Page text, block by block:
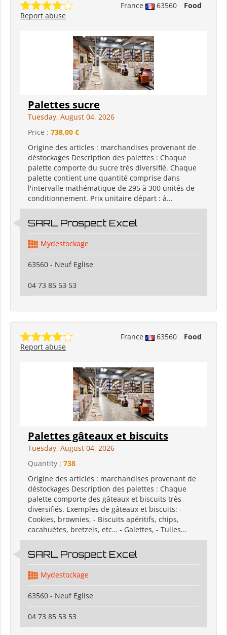
France 63560
Food
Report abuse
Palettes sucre
Tuesday, August 04, 2026
Price : 738,00 €
Origine des articles : marchandises provenant de
déstockages Description des palettes : Chaque
palette comporte du sucre très diversifié. Chaque
palette contient une quantité comprise dans
l'intervalle mathématique de 295 à 300 unités de
conditionnement. Prix unitaire départ : à...
SARL Prospect Excel
Mydestockage
63560 - Neuf Eglise
04 73 85 53 53
France 63560
Food
Report abuse
Palettes gâteaux et biscuits
Tuesday, August 04, 2026
Quantity : 738
Origine des articles : marchandises provenant de
déstockages Description des palettes : Chaque
palette comporte des gâteaux et biscuits très
diversifiés. Exemples de gâteaux et biscuits: -
Cookies, brownies, - Biscuits apéritifs, chips,
cacahuètes, bretzels, etc… - Galettes, - Tulles...
SARL Prospect Excel
Mydestockage
63560 - Neuf Eglise
04 73 85 53 53